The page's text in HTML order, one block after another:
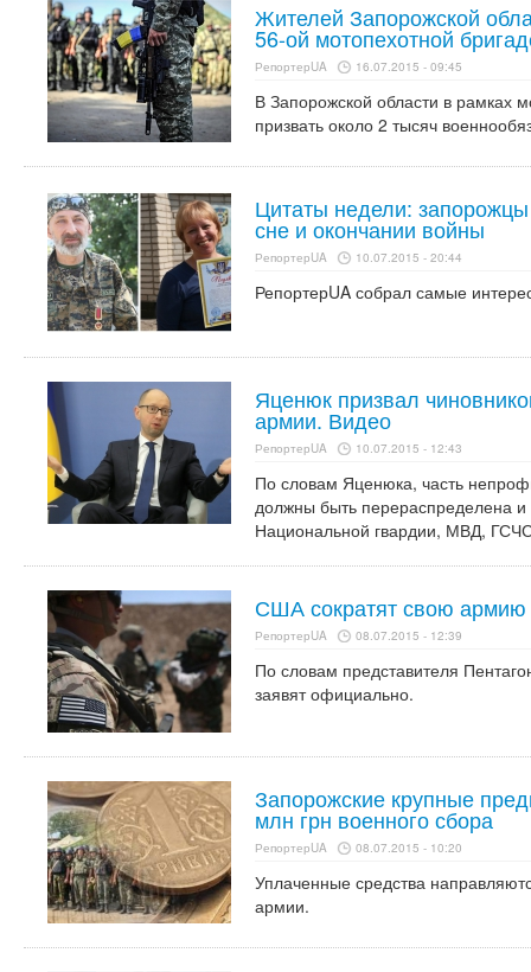
Жителей Запорожской
56-ой мотопехотной
РепортерUA 16.07.2015 - 09:45
В Запорожской области в рамках
призвать около 2 тысяч
Цитаты недели:
сне и окончании войны
РепортерUA 10.07.2015 - 20:44
РепортерUA собрал самые
Яценюк призвал
армии. Видео
РепортерUA 10.07.2015 - 12:43
По словам Яценюка, часть
должны быть перераспределена
Национальной гвардии, МВД,
США сократят свою армию
РепортерUA 08.07.2015 - 12:39
По словам представителя
заявят официально.
Запорожские крупные
млн грн военного сбора
РепортерUA 08.07.2015 - 10:20
Уплаченные средства
армии.